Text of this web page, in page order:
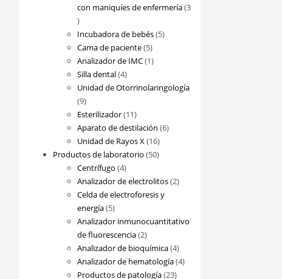
con maniquíes de enfermería 3
3
productos
Incubadora de bebés 55
Cama de paciente 55
productos
Analizador de IMC 11
Silla dental 44
productos
Unidad de Otorrinolaringología
99
productos
Esterilizador 1111
productos
Aparato de destilación 66
Unidad de Rayos X 1616
productos
Productos de laboratorio 5050
Centrífugo 44
productos
Analizador de electrolitos 22
Celda de electroforesis y
energía 55
productos
Analizador inmunocuantitativo
de fluorescencia 22
productos
Analizador de bioquímica 44
productos
Analizador de hematología 44
Productos de patología 2323